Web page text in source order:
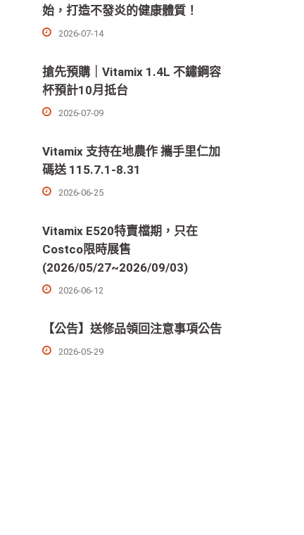
始，打造不發炎的健康體質！
2026-07-14
搶先預購｜Vitamix 1.4L 不鏽鋼容
杯預計10月抵台
2026-07-09
Vitamix 支持在地農作 攜手里仁加
碼送 115.7.1-8.31
2026-06-25
Vitamix E520特賣檔期，只在
Costco限時展售
(2026/05/27~2026/09/03)
2026-06-12
【公告】送修品領回注意事項公告
2026-05-29